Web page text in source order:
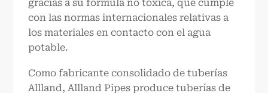
gracias a su fórmula no tóxica, que cumple
con las normas internacionales relativas a
los materiales en contacto con el agua
potable.
Como fabricante consolidado de tuberías
Allland, Allland Pipes produce tuberías de